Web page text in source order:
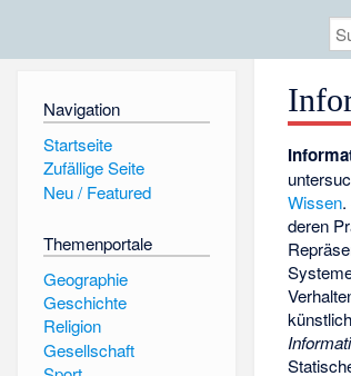
Navigation
Startseite
Zufällige Seite
Neu / Featured
Themenportale
Geographie
Geschichte
Religion
Gesellschaft
Wissen
deren